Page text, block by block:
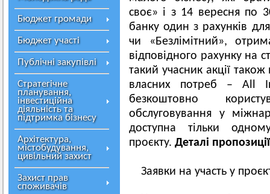
Бюджет громади
Бюджет участі
Публічні закупівлі
Стратегічне
планування,
інвестиційна
діяльність та
підтримка бізнесу
Архітектура,
містобудування,
цивільний захист
Захист прав
споживачів
своє» і з 14 вересня по
банку один з рахунків
чи «Безлімітний»,
відповідного рахунку на
такий учасник акції
власних потреб – All
безкоштовно
обслуговування у
доступна тільки
проєкту. Деталі пропозиції
Заявки на участь у